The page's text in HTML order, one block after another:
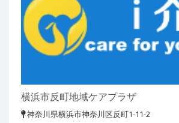
横浜市反町地域ケアプラザ
神奈川県横浜市神奈川区反町1-11-2